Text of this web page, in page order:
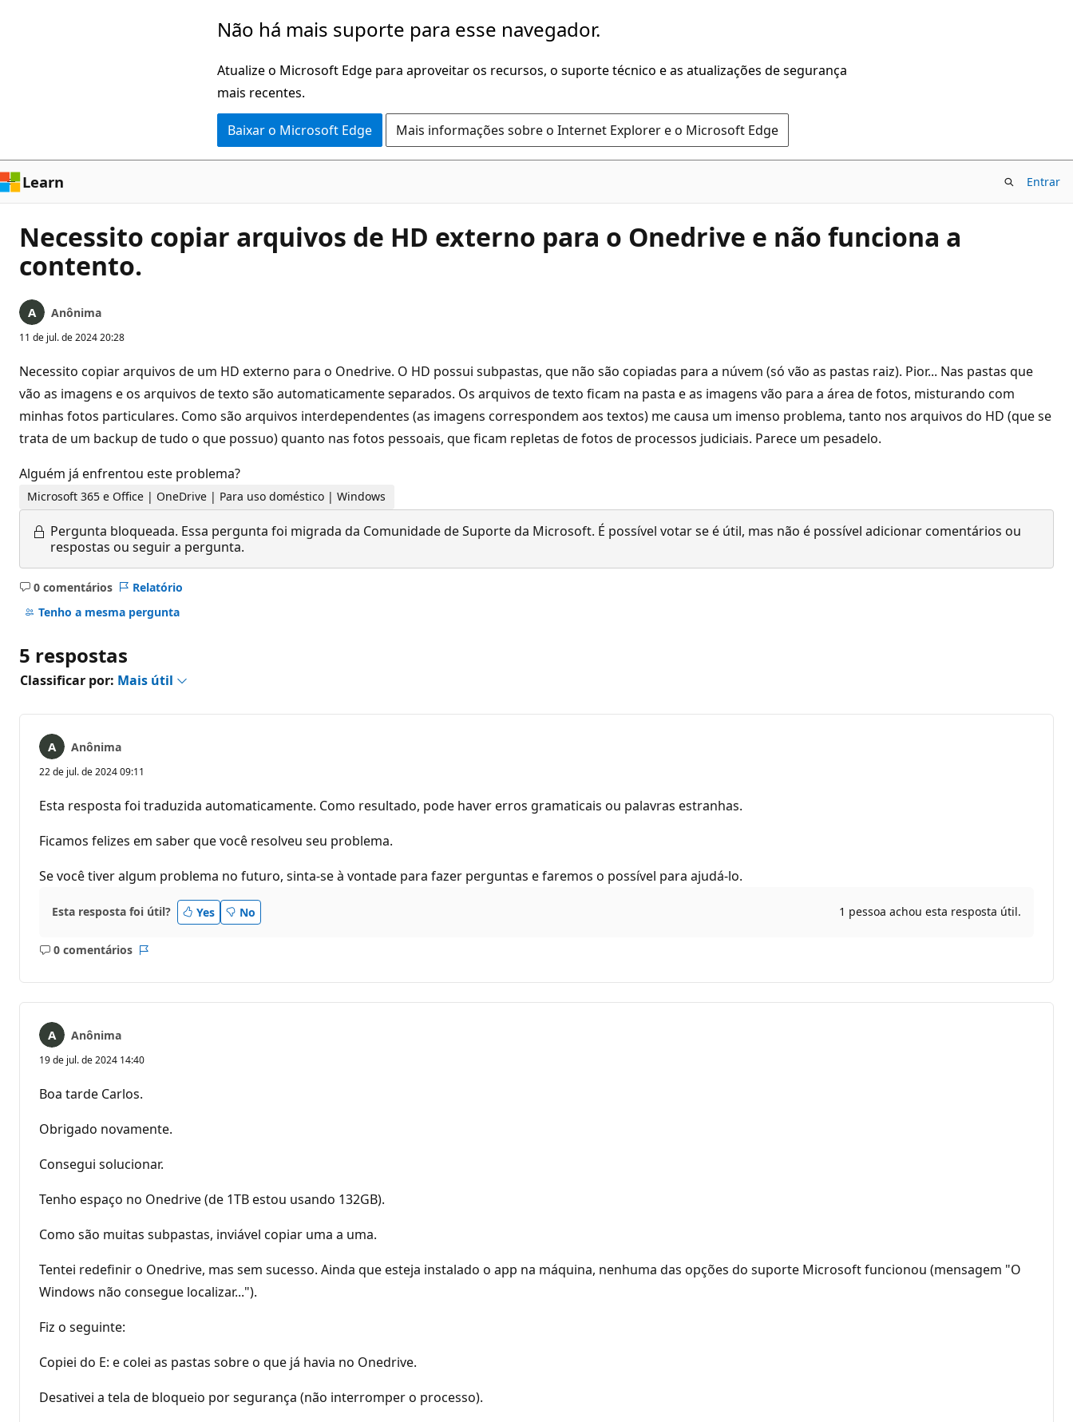
Não há mais suporte para esse navegador.
Atualize o Microsoft Edge para aproveitar os recursos, o suporte técnico e as atualizações de segurança
mais recentes.
Baixar o Microsoft Edge Mais informações sobre o Internet Explorer e o Microsoft Edge
Learn Entrar
Necessito copiar arquivos de HD externo para o Onedrive e não funciona a
contento.
Anônima
11 de jul. de 2024 20:28
Necessito copiar arquivos de um HD externo para o Onedrive. O HD possui subpastas, que não são copiadas para a núvem (só vão as pastas raiz). Pior... Nas pastas que
vão as imagens e os arquivos de texto são automaticamente separados. Os arquivos de texto ficam na pasta e as imagens vão para a área de fotos, misturando com
minhas fotos particulares. Como são arquivos interdependentes (as imagens correspondem aos textos) me causa um imenso problema, tanto nos arquivos do HD (que se
trata de um backup de tudo o que possuo) quanto nas fotos pessoais, que ficam repletas de fotos de processos judiciais. Parece um pesadelo.
Alguém já enfrentou este problema?
Microsoft 365 e Office | OneDrive | Para uso doméstico | Windows
Pergunta bloqueada. Essa pergunta foi migrada da Comunidade de Suporte da Microsoft. É possível votar se é útil, mas não é possível adicionar comentários ou
respostas ou seguir a pergunta.
0 comentários
Sem
comentários
Relatório
Tenho a mesma pergunta
5 respostas
Classificar por: Mais útil
Anônima
22 de jul. de 2024 09:11
Esta resposta foi traduzida automaticamente. Como resultado, pode haver erros gramaticais ou palavras estranhas.
Ficamos felizes em saber que você resolveu seu problema.
Se você tiver algum problema no futuro, sinta-se à vontade para fazer perguntas e faremos o possível para ajudá-lo.
Esta resposta foi útil? Yes No 1 pessoa achou esta resposta útil.
0 comentários
Sem
Anônima
19 de jul. de 2024 14:40
Boa tarde Carlos.
Obrigado novamente.
Consegui solucionar.
Tenho espaço no Onedrive (de 1TB estou usando 132GB).
Como são muitas subpastas, inviável copiar uma a uma.
Tentei redefinir o Onedrive, mas sem sucesso. Ainda que esteja instalado o app na máquina, nenhuma das opções do suporte Microsoft funcionou (mensagem "O
Windows não consegue localizar...").
Fiz o seguinte:
Copiei do E: e colei as pastas sobre o que já havia no Onedrive.
Desativei a tela de bloqueio por segurança (não interromper o processo).